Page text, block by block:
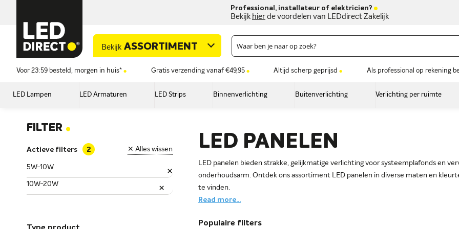
Professional, installateur of elektricien?
Bekijk hier de voordelen van LEDdirect Zakelijk
Bekijk ASSORTIMENT
Voor 23:59 besteld, morgen in huis* Gratis verzending vanaf €49,95 Altijd scherp geprijsd Als professional op rekening
LED Lampen LED Armaturen LED Strips Binnenverlichting Buitenverlichting Verlichting per ruimte
LED PANELEN
LED panelen bieden strakke, gelijkmatige verlichting voor systeemplafonds en
onderhoudsarm. Ontdek ons assortiment LED panelen in diverse maten en
te vinden.
Read more...
Populaire filters
FILTER .
✕ Alles wissen
Actieve filters
5W-10W ×
10W-20W ×